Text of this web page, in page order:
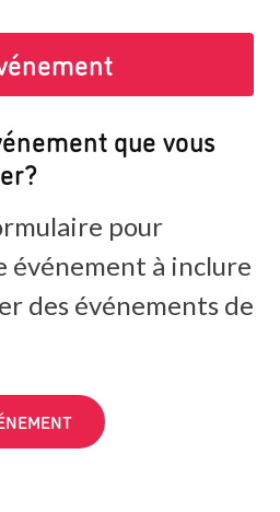
que vous
pour
événement à inclure
des événements de